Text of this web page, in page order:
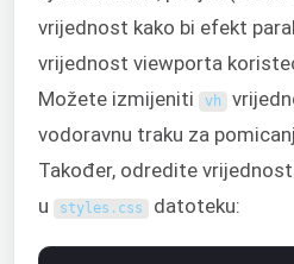
vrijednost kako bi efekt
vrijednost viewporta
Možete izmijeniti
vh
vodoravnu traku za
Također, odredite
u styles . css datoteku: